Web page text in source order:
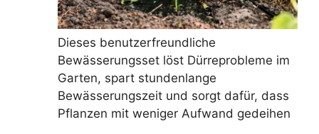
Dieses benutzerfreundliche
Bewässerungsset löst Dürreprobleme im
Garten, spart stundenlange
Bewässerungszeit und sorgt dafür, dass
Pflanzen mit weniger Aufwand gedeihen